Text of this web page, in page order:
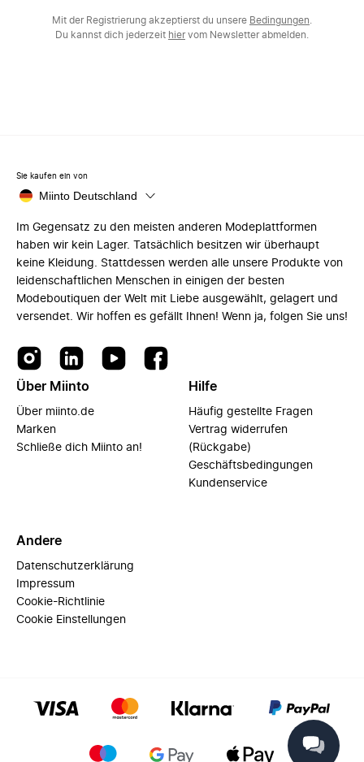
Mit der Registrierung akzeptierst du unsere Bedingungen
Du kannst dich jederzeit hiervom Newsletter abmelden.
Sie kaufen ein von
Miinto Deutschland
Im Gegensatz zu den meisten anderen Modeplattformen
haben wir kein Lager. Tatsächlich besitzen wir überhaupt
keine Kleidung. Stattdessen werden alle unsere Produkte von
leidenschaftlichen Menschen in einigen der besten
Modeboutiquen der Welt mit Liebe ausgewählt, gelagert und
versendet. Wir hoffen es gefällt Ihnen! Wenn ja, folgen Sie uns!
Über Miinto
Über miinto.de
Marken
Schließe dich Miinto an!
Hilfe
Häufig gestellte Fragen
Vertrag widerrufen
(Rückgabe)
Geschäftsbedingungen
Kundenservice
Andere
Datenschutzerklärung
Impressum
Cookie-Richtlinie
Cookie Einstellungen